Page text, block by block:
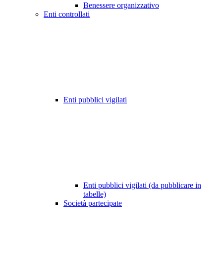
Benessere organizzativo
Enti controllati
Enti pubblici vigilati
Enti pubblici vigilati (da pubblicare in
tabelle)
Società partecipate